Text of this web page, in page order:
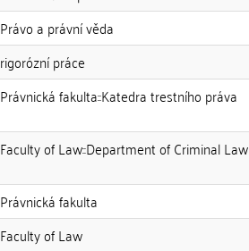
Právo a právní věda
rigorózní práce
Právnická fakulta::Katedra trestního práva
Faculty of Law::Department of Criminal Law
Právnická fakulta
Faculty of Law